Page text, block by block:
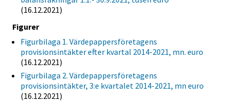
(16.12.2021)
Figurer
Figurbilaga 1. Värdepappersföretagens
provisionsintäkter efter kvartal 2014-2021, mn. euro
(16.12.2021)
Figurbilaga 2. Värdepappersföretagens
provisionsintäkter, 3:e kvartalet 2014-2021, mn euro
(16.12.2021)